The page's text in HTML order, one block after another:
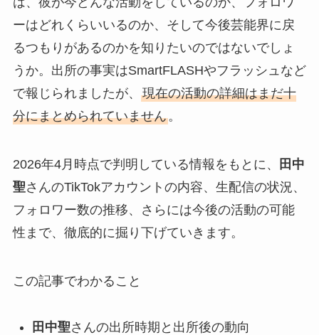
ーはどれくらいいるのか、そして今後芸能界に戻
るつもりがあるのかを知りたいのではないでしょ
うか。出所の事実はSmartFLASHやフラッシュなど
で報じられましたが、 現在の活動の詳細はまだ十
分にまとめられていません。
2026年4月時点で判明している情報をもとに、
田中
聖さんのTikTokアカウントの内容、生配信の状況、
フォロワー数の推移、さらには今後の活動の可能
性まで、徹底的に掘り下げていきます。
この記事でわかること
田中聖さんの出所時期と出所後の動向